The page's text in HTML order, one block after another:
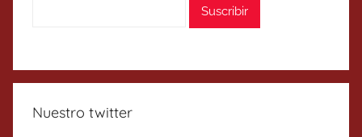
Nuestro twitter